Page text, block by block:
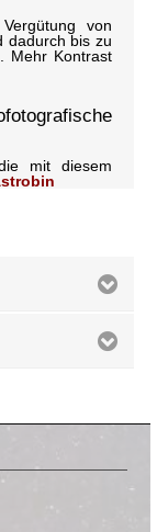
von
dadurch bis zu
Mehr Kontrast
mit diesem